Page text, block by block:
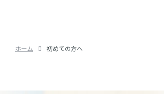
ホーム 初めての方へ